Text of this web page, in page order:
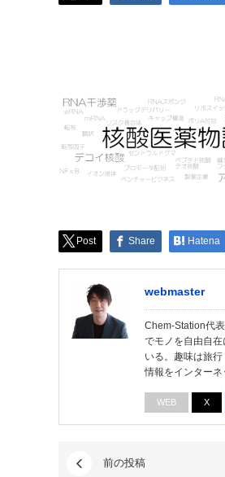
Post Share Hatena
webmaster
Chem-Station代
でモノを自由自
いる。趣味は旅
情報をインターネ
WEB X
前の投稿